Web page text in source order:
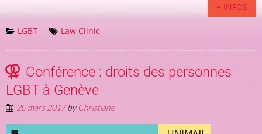
+ INFOS
LGBT Law Clinic
Conférence : droits des personnes
LGBT à Genève
20 mars 2017byChristiane